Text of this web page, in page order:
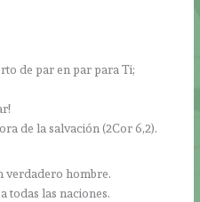
de par en par para Ti;
de la salvación (2Cor 6,2).
verdadero hombre.
todas las naciones.